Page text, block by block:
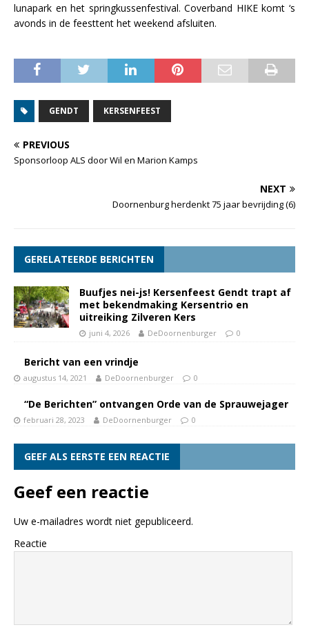
lunapark en het springkussenfestival. Coverband HIKE komt ‘s
avonds in de feesttent het weekend afsluiten.
GENDT KERSENFEEST
PREVIOUS
Sponsorloop ALS door Wil en Marion Kamps
NEXT
Doornenburg herdenkt 75 jaar bevrijding (6)
GERELATEERDE BERICHTEN
Buufjes nei-js! Kersenfeest Gendt trapt af
met bekendmaking Kersentrio en
uitreiking Zilveren Kers
juni 4, 2026 DeDoornenburger 0
Bericht van een vrindje
augustus 14, 2021 DeDoornenburger 0
“De Berichten” ontvangen Orde van de Sprauwejager
februari 28, 2023 DeDoornenburger 0
GEEF ALS EERSTE EEN REACTIE
Geef een reactie
Uw e-mailadres wordt niet gepubliceerd.
Reactie